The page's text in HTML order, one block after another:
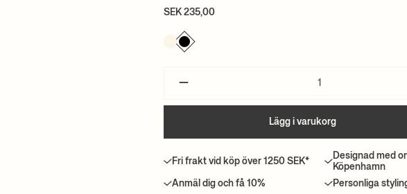
SEK 235,00
–
Lägg i varukorg
Fri frakt vid köp över 1250 SEK*
Designad med
Köpenhamn
Anmäl dig och få 10%
Personliga